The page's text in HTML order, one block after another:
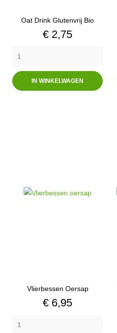
Oat Drink Glutenvrij Bio
Prijs
€ 2,75
IN WINKELWAGEN
Vlierbessen Oersap
Prijs
€ 6,95